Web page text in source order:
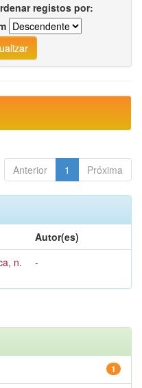
registos por:
Anterior 1 Próxima
Autor(es)
n.
-
1